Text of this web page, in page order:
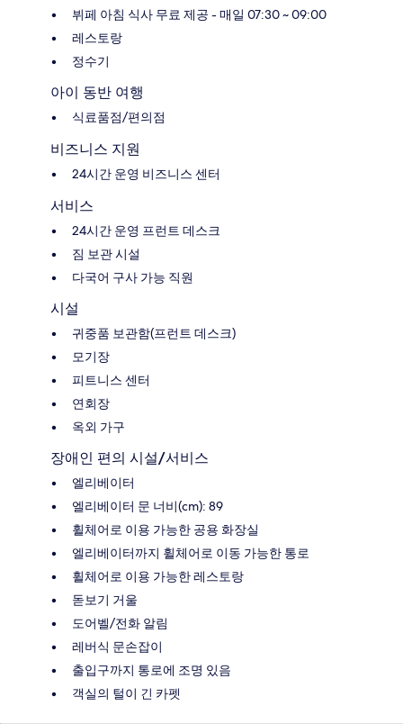
뷔페 아침 식사 무료 제공 - 매일 07:30 ~ 09:00
레스토랑
정수기
아이 동반 여행
식료품점/편의점
비즈니스 지원
24시간 운영 비즈니스 센터
서비스
24시간 운영 프런트 데스크
짐 보관 시설
다국어 구사 가능 직원
시설
귀중품 보관함(프런트 데스크)
모기장
피트니스 센터
연회장
옥외 가구
장애인 편의 시설/서비스
엘리베이터
엘리베이터 문 너비(cm): 89
휠체어로 이용 가능한 공용 화장실
엘리베이터까지 휠체어로 이동 가능한 통로
휠체어로 이용 가능한 레스토랑
돋보기 거울
도어벨/전화 알림
레버식 문손잡이
출입구까지 통로에 조명 있음
객실의 털이 긴 카펫